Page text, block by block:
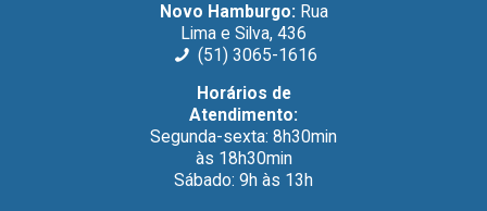
Novo Hamburgo: Rua
Lima e Silva, 436
(51) 3065-1616
Horários de
Atendimento:
Segunda-sexta: 8h30min
às 18h30min
Sábado: 9h às 13h